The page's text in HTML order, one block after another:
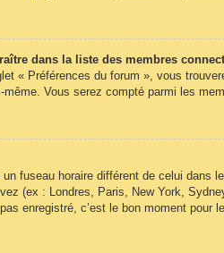
dans la liste des membres
« Préférences du forum », vous
Vous serez compté parmi les
un fuseau horaire différent de celui
(ex : Londres, Paris, New York,
enregistré, c’est le bon moment pour